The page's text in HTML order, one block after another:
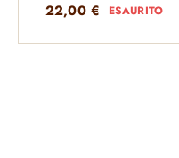
22,00€ ESAURITO